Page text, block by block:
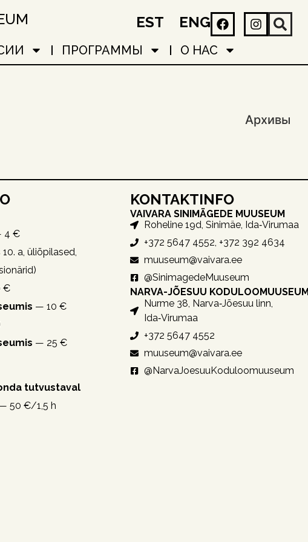
EST ENG
ПРОГРАММЫ О НАС
Архивы
4 €
a, üliõpilased,
€
— 10 €
— 25 €
tutvustaval
50 €/1,5 h
KONTAKTINFO
VAIVARA SINIMÄGEDE MUUSEUM
Roheline 19d, Sinimäe, Ida‑Virumaa
+372 5647 4552, +372 392 4634
muuseum@vaivara.ee
@SinimagedeMuuseum
NARVA-JÕESUU KODULOOMUUSEUM
Nurme 38, Narva‑Jõesuu linn,
Ida‑Virumaa
+372 5647 4552
muuseum@vaivara.ee
@NarvaJoesuuKoduloomuuseum